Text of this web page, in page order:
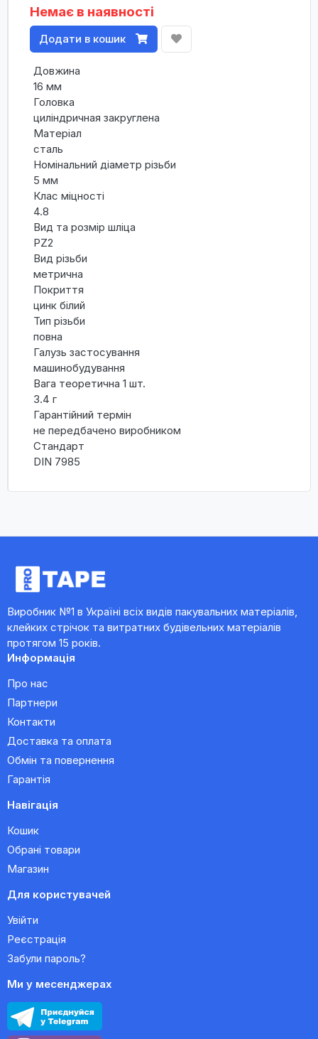
Немає в наявності
Додати в кошик
Довжина
16 мм
Головка
циліндричная закруглена
Матеріал
сталь
Номінальний діаметр різьби
5 мм
Клас міцності
4.8
Вид та розмір шліца
PZ2
Вид різьби
метрична
Покриття
цинк білий
Тип різьби
повна
Галузь застосування
машинобудування
Вага теоретична 1 шт.
3.4 г
Гарантійний термін
не передбачено виробником
Стандарт
DIN 7985
Виробник №1 в Україні всіх видів пакувальних матеріалів,
клейких стрічок та витратних будівельних матеріалів
протягом 15 років.
Информація
Про нас
Партнери
Контакти
Доставка та оплата
Обмін та повернення
Гарантія
Навігація
Кошик
Обрані товари
Магазин
Для користувачей
Увійти
Реєстрація
Забули пароль?
Ми у месенджерах